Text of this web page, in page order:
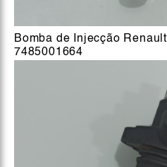
Bomba de Injecção Renault
7485001664